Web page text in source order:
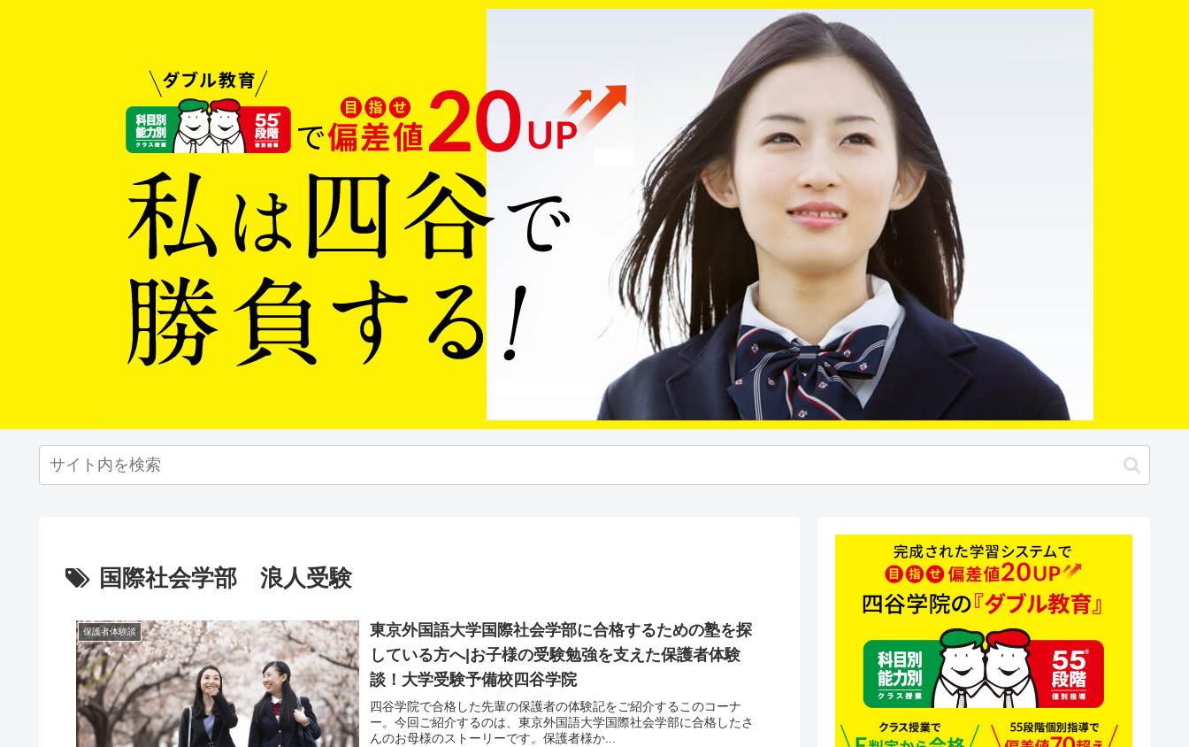
国際社会学部 浪人受験
保護者体験談
東京外国語大学国際社会学部に合格するための塾を探
している方へ|お子様の受験勉強を支えた保護者体験
談！大学受験予備校四谷学院
四谷学院で合格した先輩の保護者の体験記をご紹介するこのコーナ
ー。今回ご紹介するのは、東京外国語大学国際社会学部に合格したさ
んのお母様のストーリーです。保護者様か...